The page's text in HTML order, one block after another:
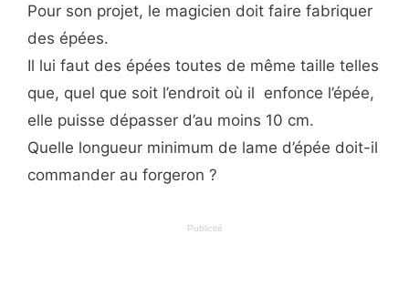
Pour son projet, le magicien doit faire fabriquer
des épées.
Il lui faut des épées toutes de même taille telles
que, quel que soit l’endroit où il enfonce l’épée,
elle puisse dépasser d’au moins 10 cm.
Quelle longueur minimum de lame d’épée doit-il
commander au forgeron ?
Publicité